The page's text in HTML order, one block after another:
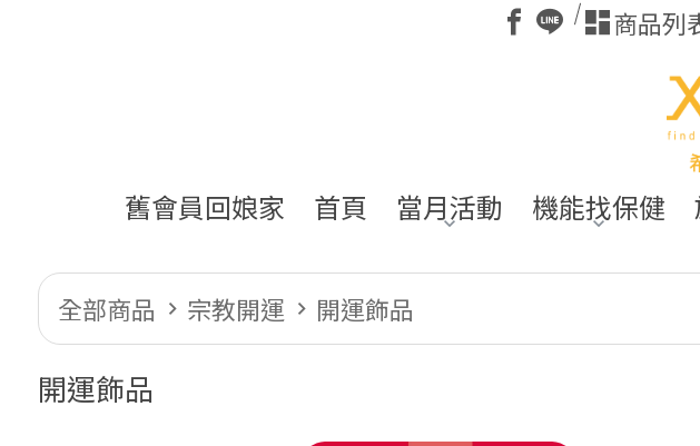
商品列
舊會員回娘家 首頁 當月活動 機能找保健
全部商品 宗教開運 開運飾品
開運飾品